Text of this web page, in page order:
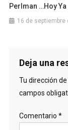
Perlman …Hoy
16 de septiembre
Deja una
Tu dirección
campos
Comentario *